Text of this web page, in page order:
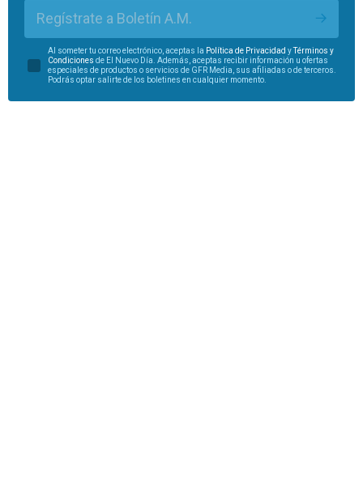
Regístrate a Boletín A.M.
Al someter tu correo electrónico, aceptas la Política de Privacidad yTérminos y
Condiciones de El Nuevo Día. Además, aceptas recibir información u ofertas
especiales de productos o servicios de GFR Media, sus afiliadas o de terceros.
Podrás optar salirte de los boletines en cualquier momento.